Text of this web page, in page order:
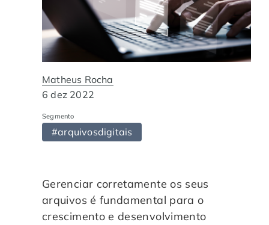
Automação de Processos
Educação Corporativa
Gerenciamento de NF-e
Adequação à LGPD
Auditoria de Processos
Transformação Digital
Hospitais e Clínicas
Instituições de Ensino
Departamento Pessoal
Departamento Financeiro
Cases de Sucesso
Nossas Unidades
Blog
Trabalhe Conosco
O QUE NOS DIFERENCIA? DESCUBRA
Matheus Rocha
6 dez 2022
Segmento
#arquivosdigitais
Gerenciar corretamente os seus
arquivos é fundamental para o
crescimento e desenvolvimento